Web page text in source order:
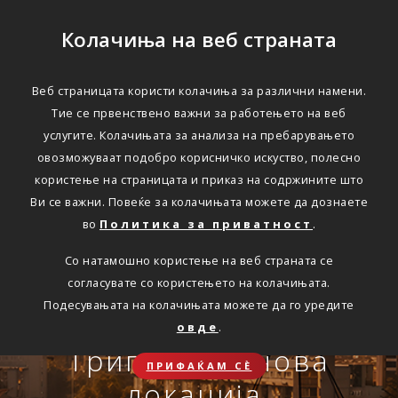
Колачиња на веб страната
Веб страницата користи колачиња за различни намени.
Тие се првенствено важни за работењето на веб
услугите. Колачињата за анализа на пребарувањето
овозможуваат подобро корисничко искуство, полесно
користење на страницата и приказ на содржините што
Ви се важни. Повеќе за колачињата можете да дознаете
во Политика за приватност .
Со натамошно користење на веб страната се
согласувате со користењето на колачињата.
Подесувањата на колачињата можете да го уредите
овде .
ПРИФАЌАМ СЀ
Триглав на нова
Сѐ ќе биде во ред
Совет, информација или инспирација за секоја животна
Онлајн пријава на
осигурен случај преку
OneID
Travel Smart и Travel
Smart Plus
Едноставно преку
интернет
АВТОМОБИЛСКА ОДГОВОРНОСТ
Oнлајн обнова на осигурување.
ЗДРАВСТВЕНО ПАТНИЧКО